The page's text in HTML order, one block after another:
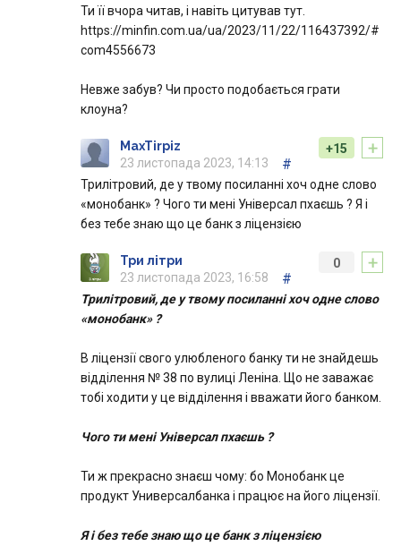
Ти її вчора читав, і навіть цитував тут.
https://minfin.com.ua/ua/2023/11/22/116437392/#
com4556673
Невже забув? Чи просто подобається грати
клоуна?
+
+15
MaxTirpiz
23 листопада 2023, 14:13
#
Трилітровий, де у твому посиланні хоч одне слово
«монобанк» ? Чого ти мені Універсал пхаєшь ? Я і
без тебе знаю що це банк з ліцензією
+
0
Три літри
23 листопада 2023, 16:58
#
Трилітровий, де у твому посиланні хоч одне слово
«монобанк» ?
В ліцензії свого улюбленого банку ти не знайдешь
відділення № 38 по вулиці Леніна. Що не заважає
тобі ходити у це відділення і вважати його банком.
Чого ти мені Універсал пхаєшь ?
Ти ж прекрасно знаєш чому: бо Монобанк це
продукт Универсалбанка і працює на його ліцензії.
Я і без тебе знаю що це банк з ліцензією